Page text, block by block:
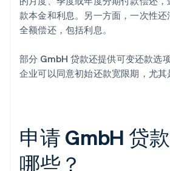
款本金和利息。另一方面，一次性
全额偿还，包括利息。
部分 GmbH 贷款还提供可变还款选
企业可以同意初始还款宽限期，尤其
申请 GmbH 贷
哪些？